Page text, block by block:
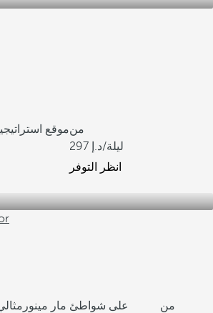
موقع استراتيجيمن
297
/ليلة
انظر التوفر
على شواطئ مار مينور
من